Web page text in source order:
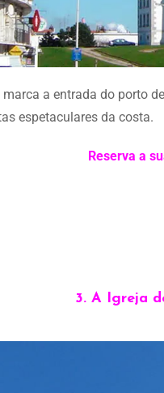
a entrada do porto
espetaculares da costa.
Reserva a
3. A Igreja